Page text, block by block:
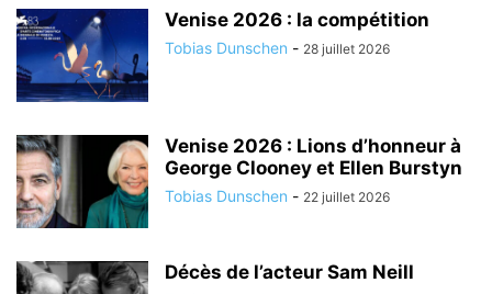
Venise 2026 : la compétition
Tobias Dunschen - 28 juillet 2026
Venise 2026 : Lions d’honneur à
George Clooney et Ellen Burstyn
Tobias Dunschen - 22 juillet 2026
Décès de l’acteur Sam Neill